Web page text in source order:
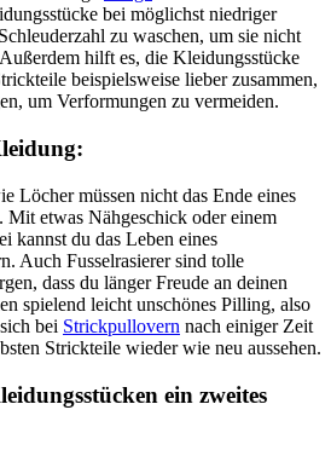
bei möglichst niedriger
zu waschen, um sie nicht
hilft es, die Kleidungsstücke
beispielsweise lieber zusammen,
um Verformungen zu vermeiden.
Löcher müssen nicht das Ende eines
Mit etwas Nähgeschick oder einem
kannst du das Leben eines
Auch Fusselrasierer sind tolle
dass du länger Freude an deinen
spielend leicht unschönes Pilling, also
bei Strickpullovern nach einiger Zeit
Strickteile wieder wie neu aussehen.
ein zweites